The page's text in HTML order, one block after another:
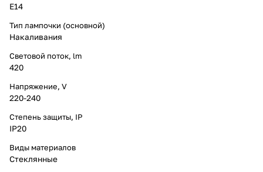
E14
Тип лампочки (основной)
Накаливания
Световой поток, lm
420
Напряжение, V
220-240
Степень защиты, IP
IP20
Виды материалов
Стеклянные